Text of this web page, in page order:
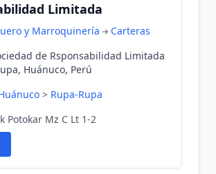
Limitada
y Marroquinería
Carteras
de Rsponsabilidad Limitada
Huánuco, Perú
> Rupa-Rupa
Potokar Mz C Lt 1-2